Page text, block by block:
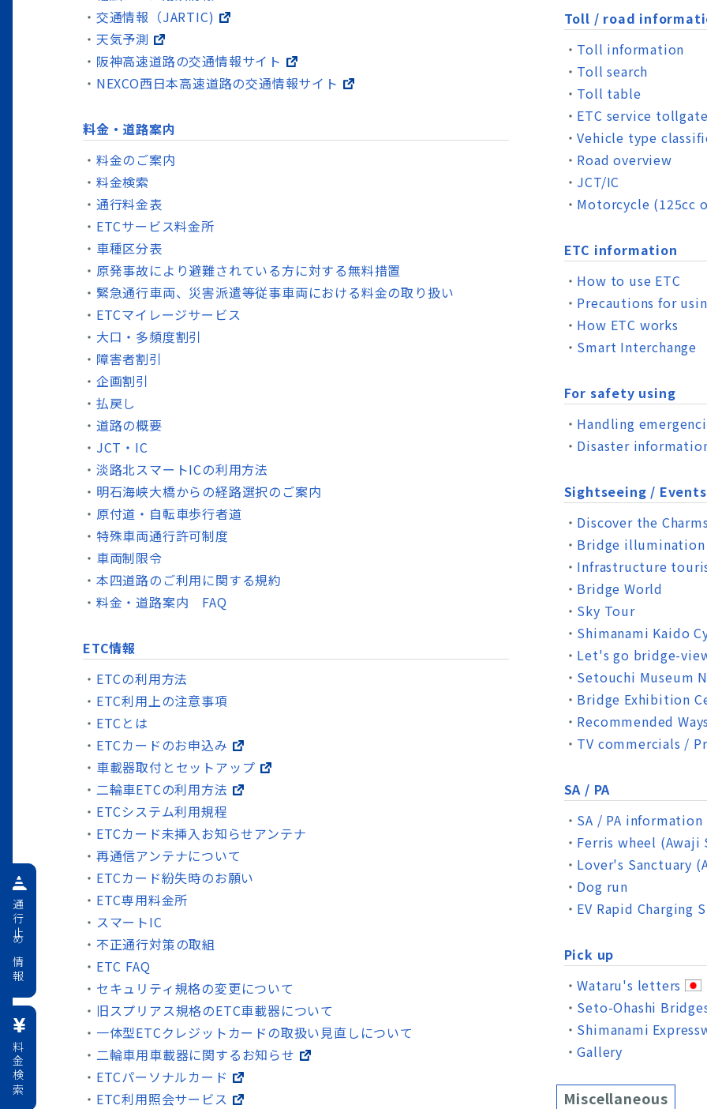
交通情報（JARTIC)
天気予測
阪神高速道路の交通情報サイト
NEXCO西日本高速道路の交通情報サイト
料金・道路案内
料金のご案内
料金検索
通行料金表
ETCサービス料金所
車種区分表
原発事故により避難されている方に対する無料措置
緊急通行車両、災害派遣等従事車両における料金の取り扱い
ETCマイレージサービス
大口・多頻度割引
障害者割引
企画割引
払戻し
道路の概要
JCT・IC
淡路北スマートICの利用方法
明石海峡大橋からの経路選択のご案内
原付道・自転車歩行者道
特殊車両通行許可制度
車両制限令
本四道路のご利用に関する規約
料金・道路案内 FAQ
ETC情報
ETCの利用方法
ETC利用上の注意事項
ETCとは
ETCカードのお申込み
車載器取付とセットアップ
二輪車ETCの利用方法
ETCシステム利用規程
ETCカード未挿入お知らせアンテナ
再通信アンテナについて
ETCカード紛失時のお願い
ETC専用料金所
スマートIC
不正通行対策の取組
ETC FAQ
セキュリティ規格の変更について
旧スプリアス規格のETC車載器について
一体型ETCクレジットカードの取扱い見直しについて
二輪車用車載器に関するお知らせ
ETCパーソナルカード
ETC利用照会サービス
Toll / road
Toll information
Toll search
Toll table
ETC service
Vehicle type
Road overview
JCT/IC
Motorcycle (125cc
ETC information
How to use ETC
Precautions for
How ETC works
Smart Interchange
For safety using
Handling
Disaster
Sightseeing / Events
Discover the
Bridge
Infrastructure
Bridge World
Sky Tour
Shimanami Kaido
Let's go bridge-
Setouchi Museum
Bridge Exhibition
Recommended
TV commercials /
SA / PA
SA / PA information
Ferris wheel (Awaji
Lover's Sanctuary
Dog run
EV Rapid Charging
Pick up
Wataru's letters
Seto-Ohashi
Shimanami
Gallery
Miscellaneous
通行止め情報
料金検索